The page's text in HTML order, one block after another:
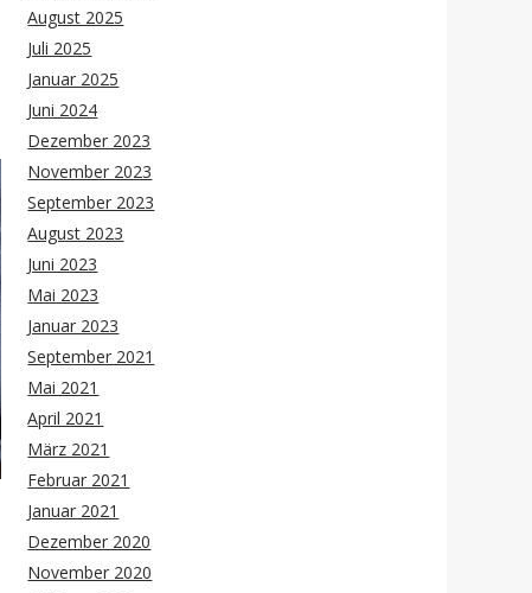
August 2025
Juli 2025
Januar 2025
Juni 2024
Dezember 2023
November 2023
September 2023
August 2023
Juni 2023
Mai 2023
Januar 2023
September 2021
Mai 2021
April 2021
März 2021
Februar 2021
Januar 2021
Dezember 2020
November 2020